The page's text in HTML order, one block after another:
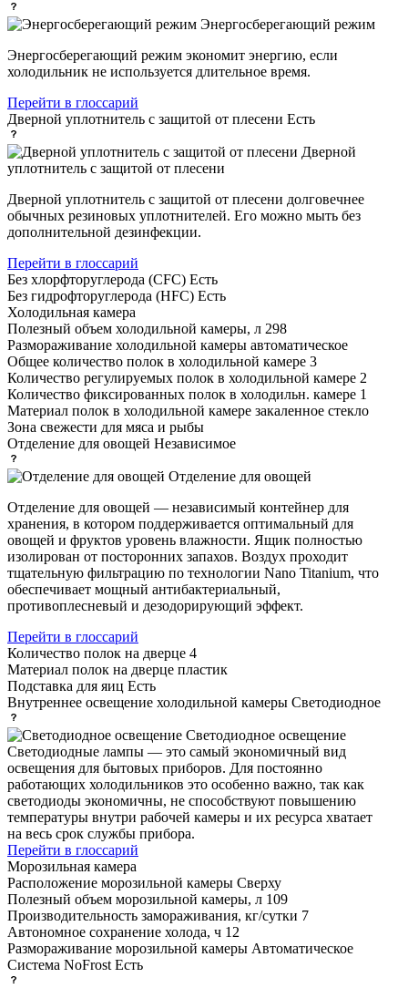
Энергосберегающий режим
Энергосберегающий режим экономит энергию, если
холодильник не используется длительное время.
Перейти в глоссарий
Дверной уплотнитель с защитой от плесени Есть
Дверной
уплотнитель с защитой от плесени
Дверной уплотнитель с защитой от плесени долговечнее
обычных резиновых уплотнителей. Его можно мыть без
дополнительной дезинфекции.
Перейти в глоссарий
Без хлорфторуглерода (CFC) Есть
Без гидрофторуглерода (HFC) Есть
Холодильная камера
Полезный объем холодильной камеры, л 298
Размораживание холодильной камеры автоматическое
Общее количество полок в холодильной камере 3
Количество регулируемых полок в холодильной камере 2
Количество фиксированных полок в холодильн. камере 1
Материал полок в холодильной камере закаленное стекло
Зона свежести для мяса и рыбы
Отделение для овощей Независимое
Отделение для овощей
Отделение для овощей — независимый контейнер для
хранения, в котором поддерживается оптимальный для
овощей и фруктов уровень влажности. Ящик полностью
изолирован от посторонних запахов. Воздух проходит
тщательную фильтрацию по технологии Nano Titanium, что
обеспечивает мощный антибактериальный,
противоплесневый и дезодорирующий эффект.
Перейти в глоссарий
Количество полок на дверце 4
Материал полок на дверце пластик
Подставка для яиц Есть
Внутреннее освещение холодильной камеры Светодиодное
Светодиодное освещение
Светодиодные лампы — это самый экономичный вид
освещения для бытовых приборов. Для постоянно
работающих холодильников это особенно важно, так как
светодиоды экономичны, не способствуют повышению
температуры внутри рабочей камеры и их ресурса хватает
на весь срок службы прибора.
Перейти в глоссарий
Морозильная камера
Расположение морозильной камеры Сверху
Полезный объем морозильной камеры, л 109
Производительность замораживания, кг/сутки 7
Автономное сохранение холода, ч 12
Размораживание морозильной камеры Автоматическое
Система NoFrost Есть